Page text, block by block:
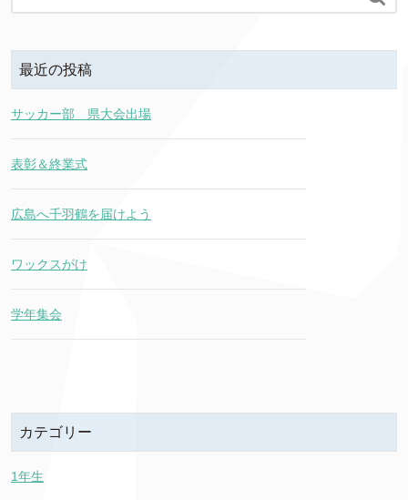
最近の投稿
サッカー部 県大会出場
表彰＆終業式
広島へ千羽鶴を届けよう
ワックスがけ
学年集会
カテゴリー
1年生